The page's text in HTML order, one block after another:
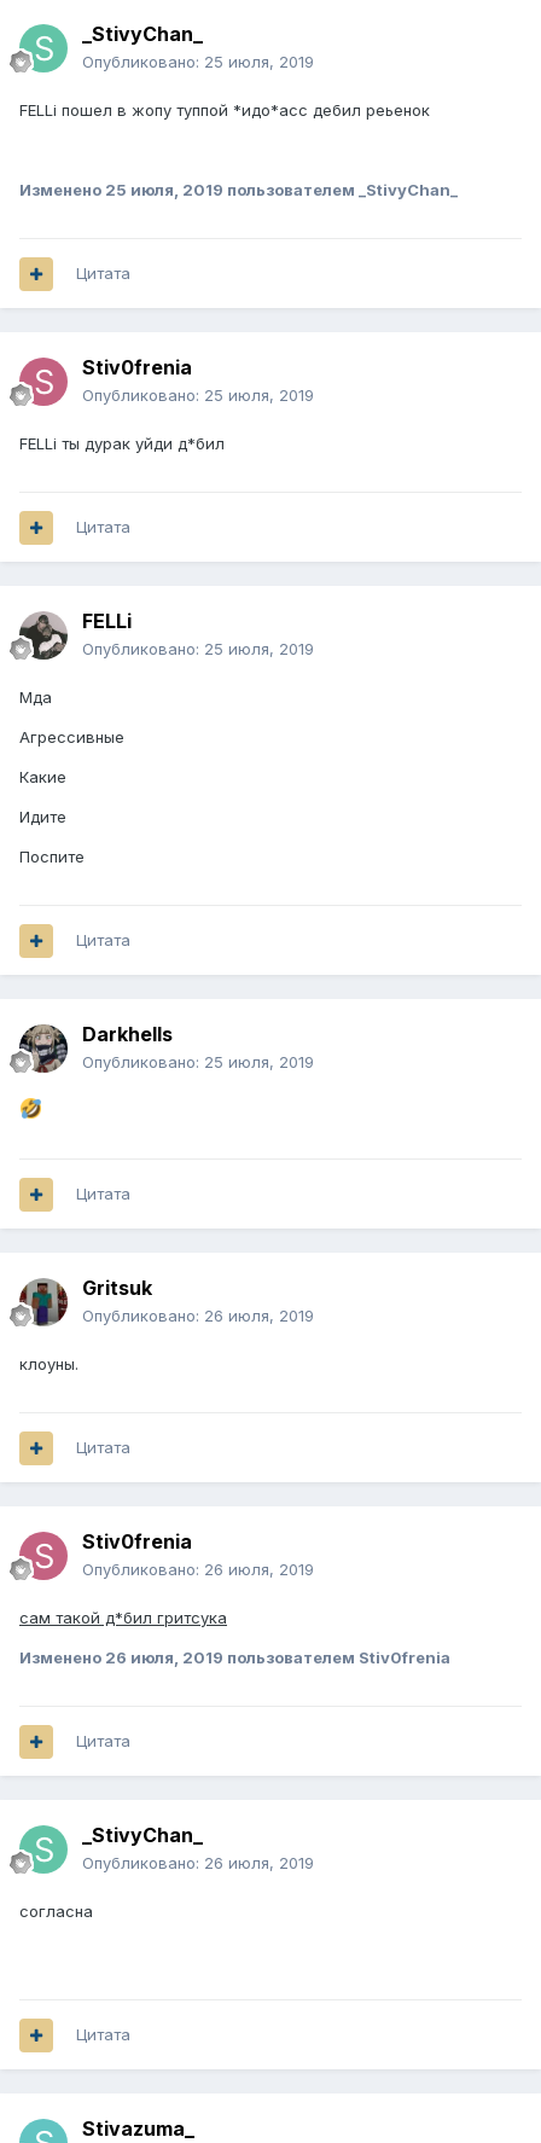
_StivyChan_
Опубликовано: 25 июля, 2019
FELLi пошел в жопу туппой *идо*асс дебил реьенок
Изменено 25 июля, 2019 пользователем _StivyChan_
Цитата
Stiv0frenia
Опубликовано: 25 июля, 2019
FELLi ты дурак уйди д*бил
Цитата
FELLi
Опубликовано: 25 июля, 2019
Мда
Агрессивные
Какие
Идите
Поспите
Цитата
Darkhells
Опубликовано: 25 июля, 2019
Цитата
Gritsuk
Опубликовано: 26 июля, 2019
клоуны.
Цитата
Stiv0frenia
Опубликовано: 26 июля, 2019
сам такой д*бил гритсука
Изменено 26 июля, 2019 пользователем Stiv0frenia
Цитата
_StivyChan_
Опубликовано: 26 июля, 2019
согласна
Цитата
Stivazuma_